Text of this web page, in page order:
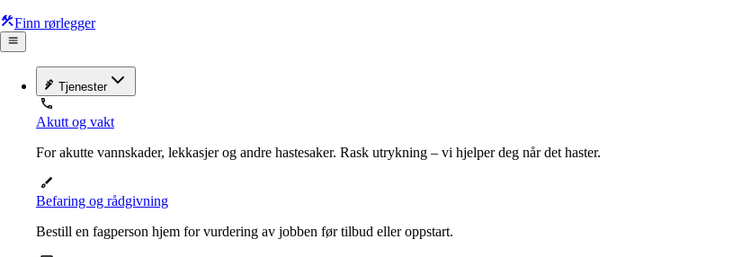
Finn rørlegger
Tjenester
Akutt og vakt
For akutte vannskader, lekkasjer og andre hastesaker. Rask utrykning – vi hjelper deg når det haster.
Befaring og rådgivning
Bestill en fagperson hjem for vurdering av jobben før tilbud eller oppstart.